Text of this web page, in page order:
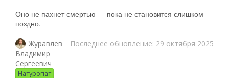
Оно не пахнет смертью — пока не становится слишком
поздно.
Последнее обновление: 29 октября 2025
Журавлев
Владимир
Сергеевич
Натуропат